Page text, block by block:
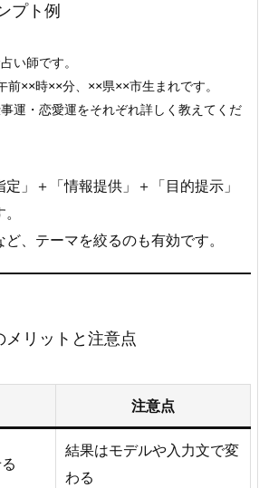
プト例
占い師です。
前××時××分、 ××県××市生まれです。
運・恋愛運をそれぞれ詳しく教えてくだ
」＋「情報提供」＋「目的提示」
、テーマを絞るのも有効です。
リットと注意点
注意点
結果はモデルや入力文で変
わる